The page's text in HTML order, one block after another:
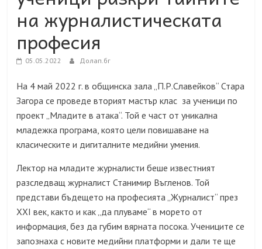
на журналистическата
професия
05.05.2022 Долап.бг
На 4 май 2022 г. в общинска зала „П.Р.Славейков“ Стара
Загора се проведе вторият мастър клас за ученици по
проект „Младите в атака“. Той е част от уникална
младежка програма, която цели повишаване на
класическите и дигиталните медийни умения.
Лектор на младите журналисти беше известният
разследващ журналист Станимир Въгленов. Той
представи бъдещето на професията „Журналист“ през
XXI век, както и как „да плуваме“ в морето от
информация, без да губим вярната посока. Учениците се
запознаха с новите медийни платформи и дали те ще